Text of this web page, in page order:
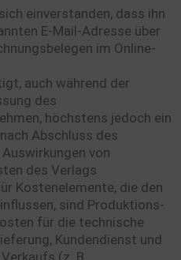
einverstanden, dass ihn
E-Mail-Adresse über
im Online-
auch während der
des
höchstens jedoch ein
Abschluss des
von
des Verlags
Kostenelemente, die den
sind Produktions-
für die technische
Kundendienst und
(z. B.